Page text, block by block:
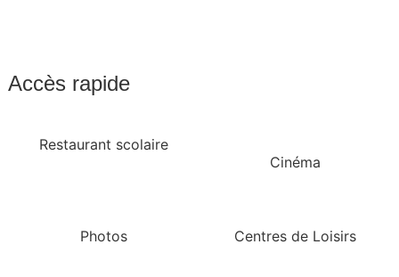
Accès rapide
Restaurant scolaire
Cinéma
Photos Centres de Loisirs